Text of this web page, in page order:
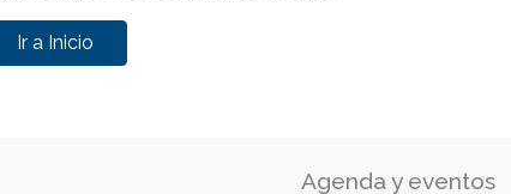
Ir a Inicio
Agenda y eventos